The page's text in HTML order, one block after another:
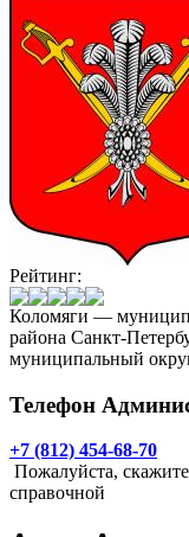
Рейтинг:
Коломяги —
района Санкт-
муниципальный
Телефон
+7 (812) 454-68-70
Пожалуйста,
справочной